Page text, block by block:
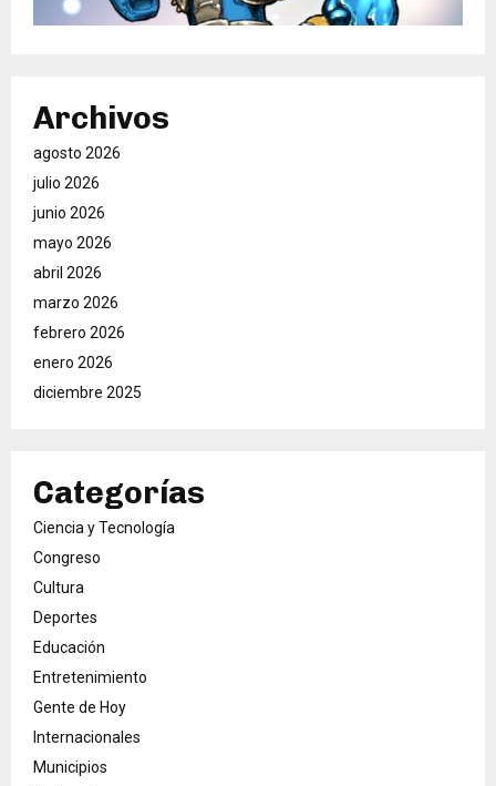
Archivos
agosto 2026
julio 2026
junio 2026
mayo 2026
abril 2026
marzo 2026
febrero 2026
enero 2026
diciembre 2025
Categorías
Ciencia y Tecnología
Congreso
Cultura
Deportes
Educación
Entretenimiento
Gente de Hoy
Internacionales
Municipios